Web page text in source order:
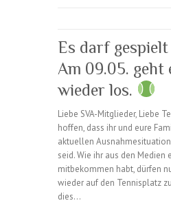
Es darf
Am 09.05. geht
wieder los.
Liebe SVA-Mitglieder, Liebe
hoffen, dass ihr und eure
aktuellen
seid. Wie ihr aus den Medien
mitbekommen habt, dürfen
wieder auf den Tennisplatz
dies…